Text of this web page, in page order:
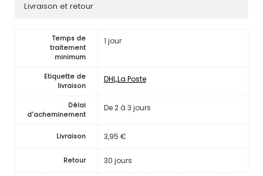
Livraison et retour
Temps de
traitement
minimum
1 jour
Etiquette de
livraison
DHL,La Poste
Délai
d'acheminement
De 2 à 3 jours
Livraison 3,95 €
Retour 30 jours